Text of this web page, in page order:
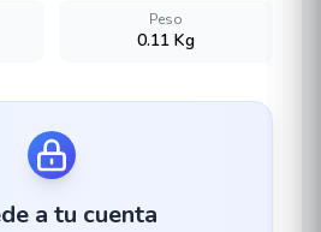
Peso
0.11 Kg
a tu cuenta